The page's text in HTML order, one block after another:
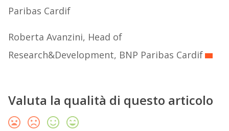
Paribas Cardif
Roberta Avanzini, Head of
Research&Development, BNP Paribas Cardif
Valuta la qualità di questo articolo